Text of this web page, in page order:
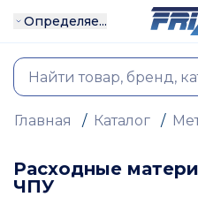
Определяе...
Главная / Каталог /
Расходные
ЧПУ